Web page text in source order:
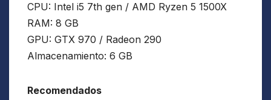
CPU: Intel i5 7th gen / AMD Ryzen 5 1500X
RAM: 8 GB
GPU: GTX 970 / Radeon 290
Almacenamiento: 6 GB
Recomendados